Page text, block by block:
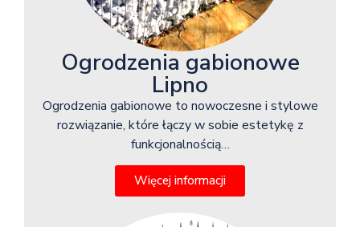
Ogrodzenia gabionowe
Lipno
Ogrodzenia gabionowe to nowoczesne i stylowe
rozwiązanie, które łączy w sobie estetykę z
funkcjonalnością…
Więcej informacji